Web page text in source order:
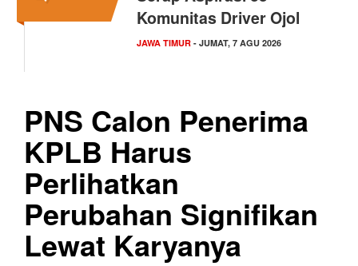
Komunitas Driver Ojol
JAWA TIMUR - JUMAT, 7 AGU 2026
PNS Calon Penerima
KPLB Harus
Perlihatkan
Perubahan Signifikan
Lewat Karyanya